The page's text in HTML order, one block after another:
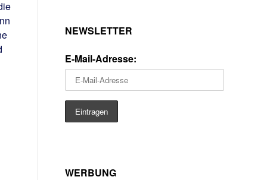
NEWSLETTER
E-Mail-Adresse:
WERBUNG